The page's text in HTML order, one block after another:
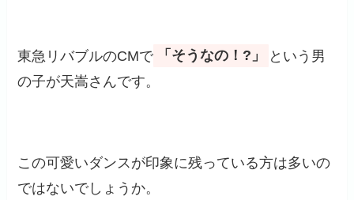
東急リバブルのCMで 「そうなの！?」
という男
の子が天嵩さんです。
この可愛いダンスが印象に残っている方は多いの
ではないでしょうか。